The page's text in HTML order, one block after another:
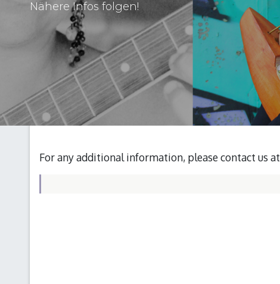
Nähere Infos folgen!
For any additional information, please contact us at